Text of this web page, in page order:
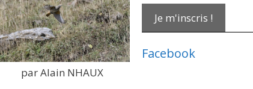
par Alain NHAUX
Facebook